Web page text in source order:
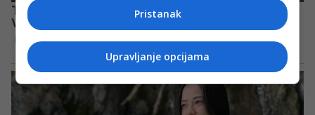
Pristanak
Upravljanje opcijama